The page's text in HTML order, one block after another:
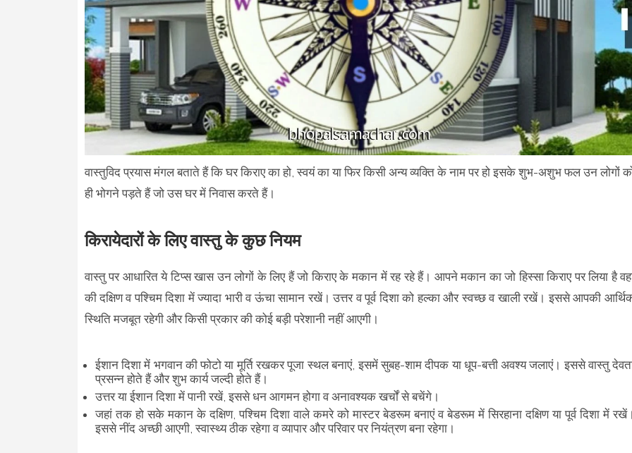
वास्तुविद प्रयास मंगल बताते हैं कि घर किराए का हो, स्वयं का या फिर किसी अन्य व्यक्ति के नाम पर हो इसके शुभ-अशुभ फल उन लोगों
ही भोगने पड़ते हैं जो उस घर में निवास करते हैं।
किरायेदारों के लिए वास्तु के कुछ नियम
वास्तु पर आधारित ये टिप्स खास उन लोगों के लिए हैं जो किराए के मकान में रह रहे हैं। आपने मकान का जो हिस्सा किराए पर लिया है
की दक्षिण व पश्चिम दिशा में ज्यादा भारी व ऊंचा सामान रखें। उत्तर व पूर्व दिशा को हल्का और स्वच्छ व खाली रखें। इससे आपकी
स्थिति मजबूत रहेगी और किसी प्रकार की कोई बड़ी परेशानी नहीं आएगी।
ईशान दिशा में भगवान की फोटो या मूर्ति रखकर पूजा स्थल बनाएं, इसमें सुबह-शाम दीपक या धूप-बत्ती अवश्य जलाएं। इससे वास्तु
प्रसन्न होते हैं और शुभ कार्य जल्दी होते हैं।
उत्तर या ईशान दिशा में पानी रखें, इससे धन आगमन होगा व अनावश्यक खर्चों से बचेंगे।
जहां तक हो सके मकान के दक्षिण, पश्चिम दिशा वाले कमरे को मास्टर बेडरूम बनाएं व बेडरूम में सिरहाना दक्षिण या पूर्व दिशा में
इससे नींद अच्छी आएगी, स्वास्थ्य ठीक रहेगा व व्यापार और परिवार पर नियंत्रण बना रहेगा।